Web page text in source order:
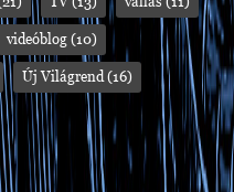
videóblog (10)
Új Világrend (16)